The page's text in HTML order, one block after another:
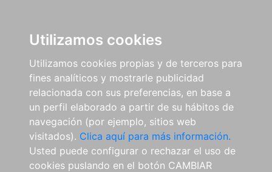
Utilizamos cookies
Utilizamos cookies propias y de terceros para
fines analíticos y mostrarle publicidad
relacionada con sus preferencias, en base a
un perfil elaborado a partir de su hábitos de
navegación (por ejemplo, sitios web
visitados). Clica aquí para más información.
Usted puede configurar o rechazar el uso de
cookies puslando en el botón CAMBIAR